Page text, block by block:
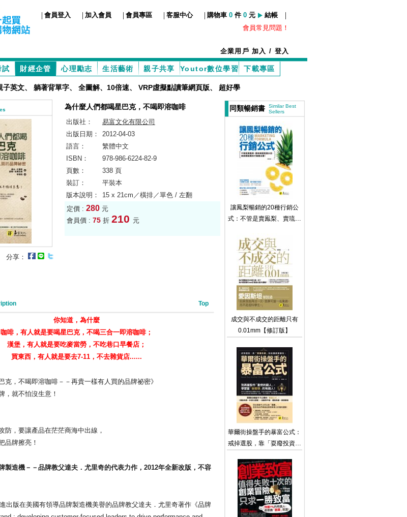
| 會員登入 | 加入會員 | 會員專區 | 客服中心 | 購物車 0 件 0 元 結帳 |
會員常見問題！
企業用戶加入 / 登入
試 財經企管 心理勵志 生活藝術 親子共享 Youtor數位學習 下載專區
子英文、 躺著背單字、 全圖解、10倍速、 VRP虛擬點讀筆網頁版、 超好學
分享：
為什麼人們都喝星巴克，不喝即溶咖啡
出版社：
易富文化有限公司
出版日期：
2012-04-03
語言：
繁體中文
ISBN：
978-986-6224-82-9
頁數：
338 頁
裝訂：
平裝本
版本說明：
15 x 21cm／橫排／單色 / 左翻
定價 : 280 元
會員價 : 75折 210 元
Top
你知道，為什麼
，有人就是要喝星巴克，不喝三合一即溶咖啡；
堡，有人就是要吃麥當勞，不吃巷口早餐店；
買東西，有人就是要去7-11，不去雜貨店......
，不喝即溶咖啡－－再貴一樣有人買的品牌祕密》
就不怕沒生意！
，要讓產品在茫茫商海中出線，
牌擦亮！
機－－品牌教父達夫．尤里奇的代表力作，2012年全新改版，不容
版在美國有領導品牌製造機美譽的品牌教父達夫．尤里奇著作《品牌
同類暢銷書
Similar Best
Sellers
讓鳳梨暢銷的20種行銷公
式：不管是賣鳯梨、賣琉璃
行銷魔法書
成交與不成交的距離只有
0.01mm【修訂版】
華爾街操盤手的暴富公式：
戒掉選股，靠「耍廢投資」